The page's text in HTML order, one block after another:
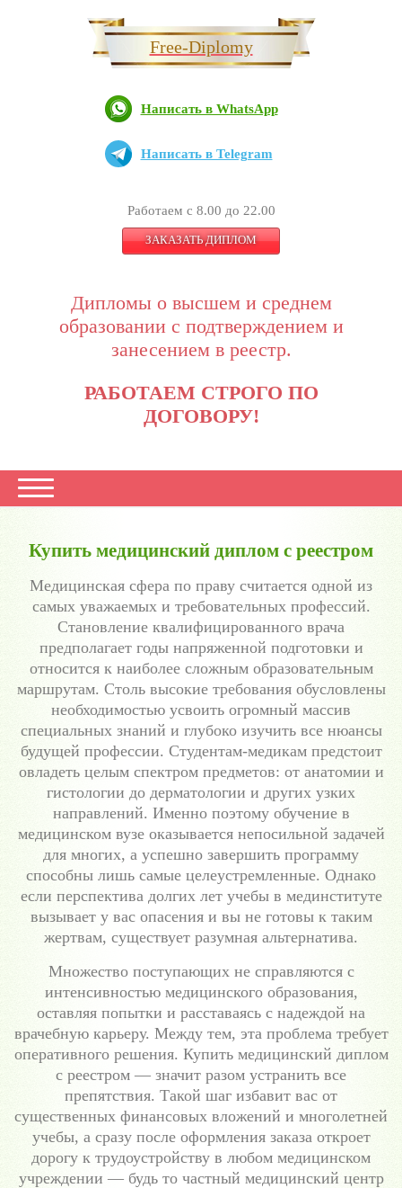
Free-Diplomy
Написать в WhatsApp
Написать в Telegram
Работаем с 8.00 до 22.00
ЗАКАЗАТЬ ДИПЛОМ
Дипломы о высшем и среднем
образовании с подтверждением и
занесением в реестр.
РАБОТАЕМ СТРОГО ПО
ДОГОВОРУ!
Купить медицинский диплом с реестром
Медицинская сфера по праву считается одной из
самых уважаемых и требовательных профессий.
Становление квалифицированного врача
предполагает годы напряженной подготовки и
относится к наиболее сложным образовательным
маршрутам. Столь высокие требования обусловлены
необходимостью усвоить огромный массив
специальных знаний и глубоко изучить все нюансы
будущей профессии. Студентам-медикам предстоит
овладеть целым спектром предметов: от анатомии и
гистологии до дерматологии и других узких
направлений. Именно поэтому обучение в
медицинском вузе оказывается непосильной задачей
для многих, а успешно завершить программу
способны лишь самые целеустремленные. Однако
если перспектива долгих лет учебы в мединституте
вызывает у вас опасения и вы не готовы к таким
жертвам, существует разумная альтернатива.
Множество поступающих не справляются с
интенсивностью медицинского образования,
оставляя попытки и расставаясь с надеждой на
врачебную карьеру. Между тем, эта проблема требует
оперативного решения. Купить медицинский диплом
с реестром — значит разом устранить все
препятствия. Такой шаг избавит вас от
существенных финансовых вложений и многолетней
учебы, а сразу после оформления заказа откроет
дорогу к трудоустройству в любом медицинском
учреждении — будь то частный медицинский центр